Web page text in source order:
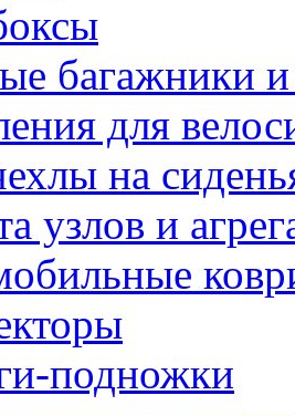
багажники
для
на
узлов и
подножки